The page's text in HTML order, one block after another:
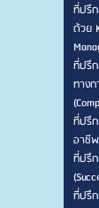
ที่ปรึ
ด้วย
ที่ปรึ
ทาง
ที่ปรึ
อาชีพ
ที่ปรึ
ที่ปรึ